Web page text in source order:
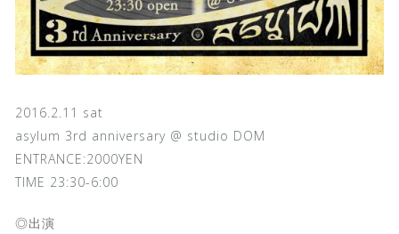
2016.2.11 sat
asylum 3rd anniversary @ studio DOM
ENTRANCE:2000YEN
TIME 23:30-6:00
◎出演